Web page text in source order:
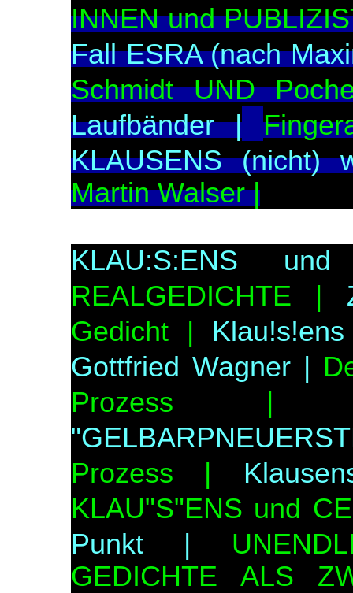
INNEN und
Fall ESRA (nach
Schmidt UND
Laufbänder |
KLAUSENS (nicht)
Martin Walser |
KLAU:S:ENS
REALGEDICHTE |
Gedicht |
Gottfried Wagner |
Prozess |
Prozess |
KLAU"S"ENS und
Punkt |
GEDICHTE ALS